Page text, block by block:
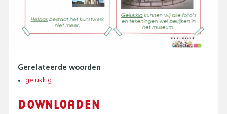
Gerelateerde woorden
gelukkig
DOWNLOADEN